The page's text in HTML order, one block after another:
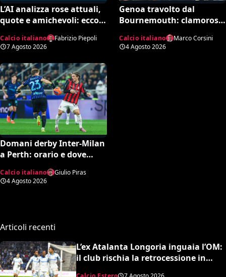
L’AI analizza rose attuali,
quote e amichevoli: ecco
retrocedere. C’è anche
un’insospettabile
Calcio italiano
Fabrizio Piepoli
7 Agosto 2026
Genoa travolto dal
Bournemouth: clamoroso
record negativo storico
Calcio italiano
Marco Corsini
4 Agosto 2026
Domani derby Inter-Milan
a Perth: orario e dove
Calcio italiano
Giulio Piras
4 Agosto 2026
Articoli recenti
L’ex Atalanta Longoria inguaia l’OM:
il club rischia la retrocessione in
Ligue 2 e svende tutti i suoi pezzi